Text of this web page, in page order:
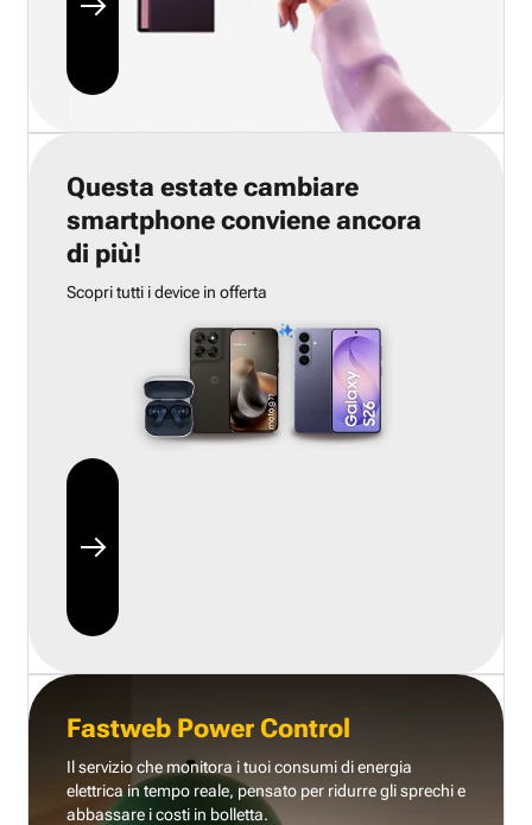
Questa estate cambiare
smartphone conviene ancora
di più!
Scopri tutti i device in offerta
Fastweb Power Control
Il servizio che monitora i tuoi consumi di energia
elettrica in tempo reale, pensato per ridurre gli sprechi e
abbassare i costi in bolletta.